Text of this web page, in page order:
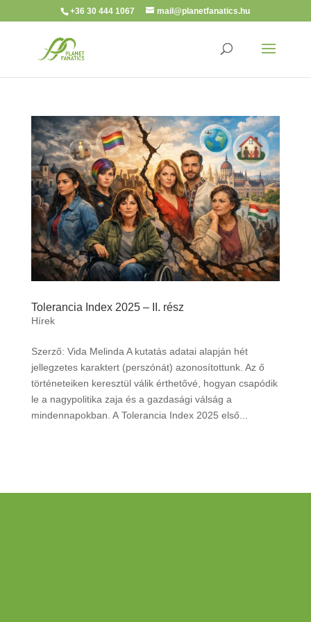
+36 30 444 1067 mail@planetfanatics.hu
Tolerancia Index 2025 – II. rész
Hírek
Szerző: Vida Melinda A kutatás adatai alapján hét
jellegzetes karaktert (perszónát) azonosítottunk. Az ő
történeteiken keresztül válik érthetővé, hogyan csapódik
le a nagypolitika zaja és a gazdasági válság a
mindennapokban. A Tolerancia Index 2025 első...